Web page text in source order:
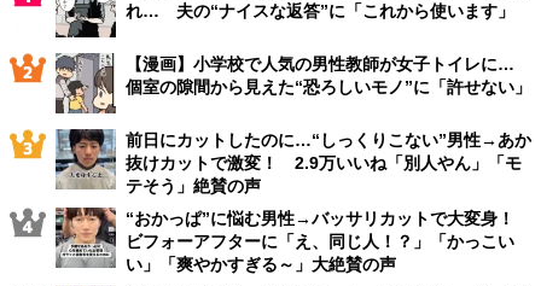
れ… 夫の“ナイスな返答”に「これから使います」
【漫画】小学校で人気の男性教師が女子トイレに…
個室の隙間から見えた“恐ろしいモノ”に「許せない」
前日にカットしたのに…“しっくりこない”男性→あか
抜けカットで激変！ 2.9万いいね「別人やん」「モ
テそう」絶賛の声
“おかっぱ”に悩む男性→バッサリカットで大変身！
ビフォーアフターに「え、同じ人！？」「かっこい
い」「爽やかすぎる～」大絶賛の声